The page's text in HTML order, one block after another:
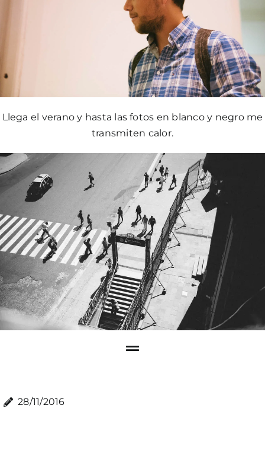
Llega el verano y hasta las fotos en blanco y negro me
transmiten calor.
28/11/2016